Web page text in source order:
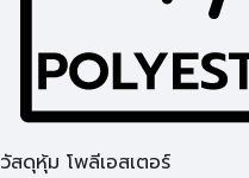
วัสดุหุ้ม โพลีเอสเตอร์